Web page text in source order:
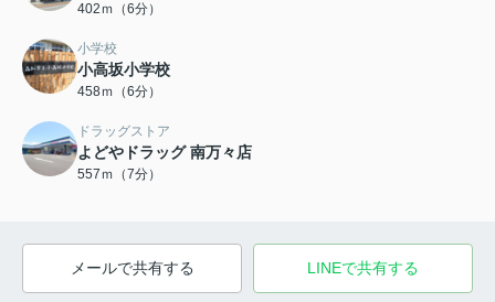
402ｍ（6分）
小学校
小高坂小学校
458ｍ（6分）
ドラッグストア
よどやドラッグ 南万々店
557ｍ（7分）
メールで共有する LINEで共有する